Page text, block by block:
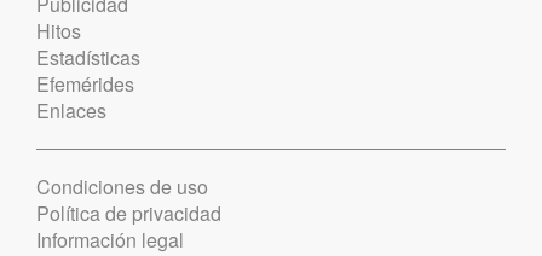
Hitos
Estadísticas
Efemérides
Enlaces
Condiciones de uso
Política de privacidad
Información legal